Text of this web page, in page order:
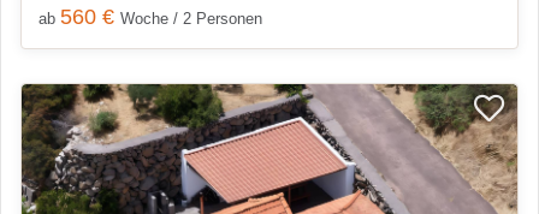
ab 560 € Woche / 2 Personen